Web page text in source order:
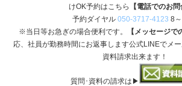
けOK予約はこちら
【電話でのお問
予約ダイヤル 050-3717-4123 8
※当日等お急ぎの場合便利です。
【メッセージで
応、社員が勤務時間にお返事します公式LINEでメー
資料請求出来ます！
質問･資料の請求は▶